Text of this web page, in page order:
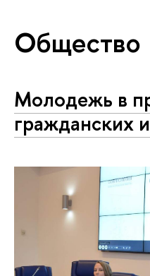
Общество
Молодежь в
гражданских